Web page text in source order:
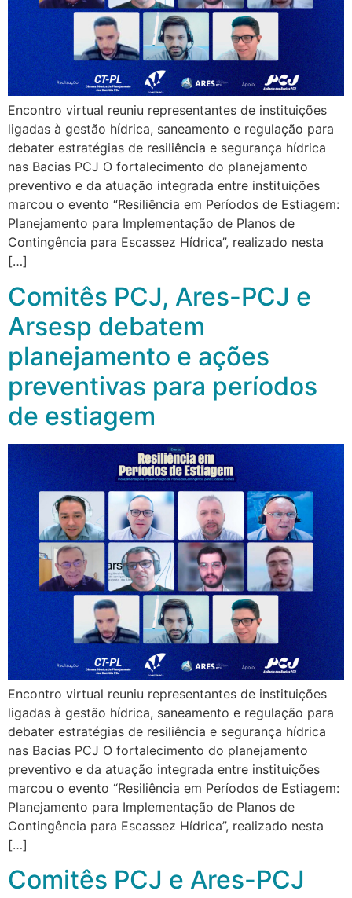
Encontro virtual reuniu representantes de instituições
ligadas à gestão hídrica, saneamento e regulação para
debater estratégias de resiliência e segurança hídrica
nas Bacias PCJ O fortalecimento do planejamento
preventivo e da atuação integrada entre instituições
marcou o evento “Resiliência em Períodos de Estiagem:
Planejamento para Implementação de Planos de
Contingência para Escassez Hídrica”, realizado nesta
[…]
Comitês PCJ, Ares-PCJ e
Arsesp debatem
planejamento e ações
preventivas para períodos
de estiagem
Encontro virtual reuniu representantes de instituições
ligadas à gestão hídrica, saneamento e regulação para
debater estratégias de resiliência e segurança hídrica
nas Bacias PCJ O fortalecimento do planejamento
preventivo e da atuação integrada entre instituições
marcou o evento “Resiliência em Períodos de Estiagem:
Planejamento para Implementação de Planos de
Contingência para Escassez Hídrica”, realizado nesta
[…]
Comitês PCJ e Ares-PCJ